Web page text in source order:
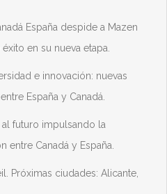
España despide a Mazen
en su nueva etapa.
e innovación: nuevas
España y Canadá.
futuro impulsando la
entre Canadá y España.
Próximas ciudades: Alicante,